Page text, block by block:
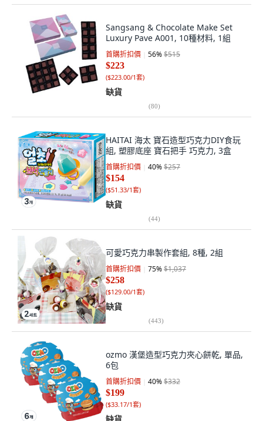
Sangsang & Chocolate Make Set
Luxury Pave A001, 10種材料, 1組
首購折扣價 56%$515
$223
($223.00/1套)
缺貨
(80)
HAITAI 海太 寶石造型巧克力DIY食玩
組, 塑膠底座 寶石把手 巧克力, 3盒
首購折扣價 40%$257
$154
($51.33/1套)
缺貨
(44)
可愛巧克力串製作套組, 8種, 2組
首購折扣價 75%$1,037
$258
($129.00/1套)
缺貨
(443)
ozmo 漢堡造型巧克力夾心餅乾, 單品,
6包
首購折扣價 40%$332
$199
($33.17/1套)